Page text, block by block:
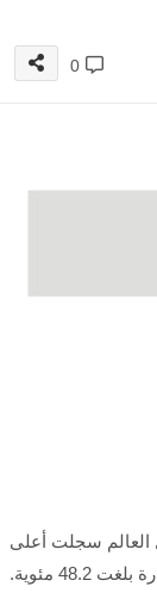
0
جدولاً يضم 15 منطقة ومدينة حول العالم سجلت أعلى